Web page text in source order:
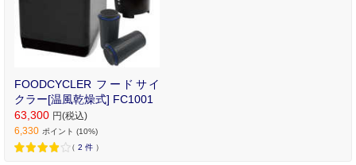
FOODCYCLER フードサイ
クラー[温風乾燥式] FC1001
63,300 円(税込)
6,330 ポイント (10%)
（ 2 件 ）